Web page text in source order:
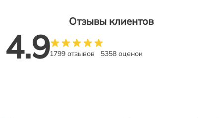
Отзывы клиентов
4.91799 отзывов 5358 оценок